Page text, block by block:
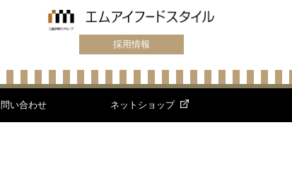
採用情報
い合わせ ネットショップ